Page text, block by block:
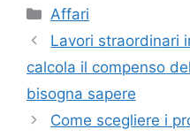
Categorie
Affari
Lavori straordinari
calcola il compenso
bisogna sapere
Come scegliere i